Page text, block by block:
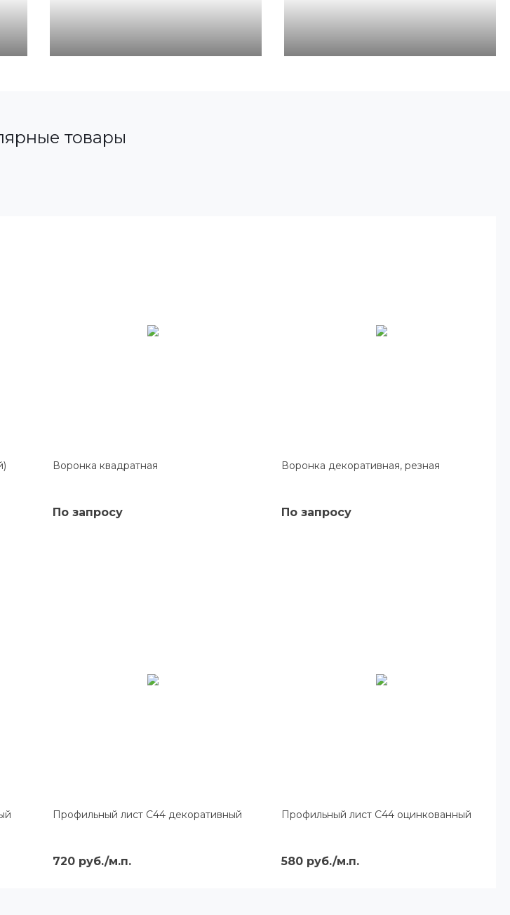
товары
Воронка квадратная
По запросу
Воронка декоративная, резная
По запросу
Профильный лист С44 декоративный
720 руб./м.п.
Профильный лист С44 оцинкованный
580 руб./м.п.